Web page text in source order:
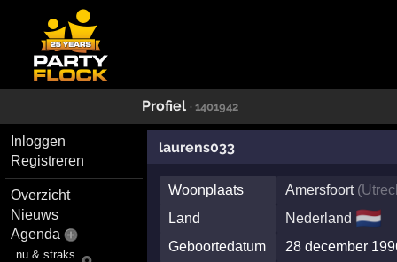
Profiel · 1401942
Inloggen
Registreren
Overzicht
Nieuws
Agenda
nu & straks
laurens033
Woonplaats Amersfoort (
Land
Nederland 🇳🇱
Geboortedatum
28 december